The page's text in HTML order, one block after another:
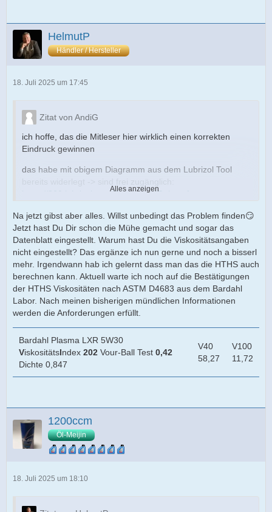
HelmutP
Händler / Hersteller
18. Juli 2025 um 17:45
Zitat von AndiG
ich hoffe, das die Mitleser hier wirklich einen korrekten
Eindruck gewinnen
das habe mit obigem Diagramm aus dem Lubrizol Tool
https://360.lubrizol.com/Resources/Rela…rformance-
zudem setzen alle von dir genannten Herstellernormen ein
ACEA C3 low SAPS Profil voraus mit den entsprechenden
Anforderungen an die diversen Motorentests
auf ACEA Level passt deine Aussage noch
aber spätestens wenn nun die Herstellernormen dazu
kommen, wird es dünn für deine Aussage
Alles anzeigen
Na jetzt gibst aber alles. Willst unbedingt das Problem finden😏
Jetzt hast Du Dir schon die Mühe gemacht und sogar das
Datenblatt eingestellt. Warum hast Du die Viskositätsangaben
nicht eingestellt? Das ergänze ich nun gerne und noch a bisserl
mehr. Irgendwann hab ich gelernt dass man das die HTHS auch
berechnen kann. Aktuell warte ich noch auf die Bestätigungen
der HTHS Viskositäten nach ASTM D4683 aus dem Bardahl
Labor. Nach meinen bisherigen mündlichen Informationen
werden die Anforderungen erfüllt.
Bardahl Plasma LXR 5W30
ViskositätsIndex 202 Vour-Ball Test 0,42
Dichte 0,847
V40
58,27
V100
11,72
1200ccm
Öl-Meijin
18. Juli 2025 um 18:10